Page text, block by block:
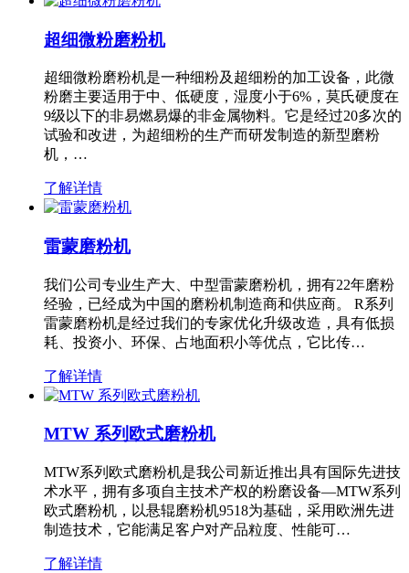
超细微粉磨粉机
超细微粉磨粉机是一种细粉及超细粉的加工设备，此微
粉磨主要适用于中、低硬度，湿度小于6%，莫氏硬度在
9级以下的非易燃易爆的非金属物料。它是经过20多次的
试验和改进，为超细粉的生产而研发制造的新型磨粉
机，…
了解详情
雷蒙磨粉机
我们公司专业生产大、中型雷蒙磨粉机，拥有22年磨粉
经验，已经成为中国的磨粉机制造商和供应商。 R系列
雷蒙磨粉机是经过我们的专家优化升级改造，具有低损
耗、投资小、环保、占地面积小等优点，它比传…
了解详情
MTW 系列欧式磨粉机
MTW系列欧式磨粉机是我公司新近推出具有国际先进技
术水平，拥有多项自主技术产权的粉磨设备—MTW系列
欧式磨粉机，以悬辊磨粉机9518为基础，采用欧洲先进
制造技术，它能满足客户对产品粒度、性能可…
了解详情